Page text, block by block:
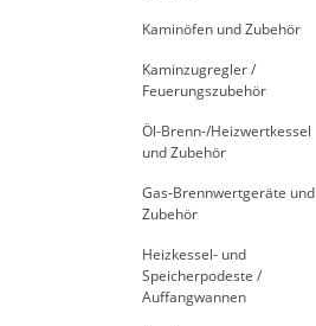
Kaminöfen und Zubehör
Kaminzugregler /
Feuerungszubehör
Öl-Brenn-/Heizwertkessel
und Zubehör
Gas-Brennwertgeräte und
Zubehör
Heizkessel- und
Speicherpodeste /
Auffangwannen